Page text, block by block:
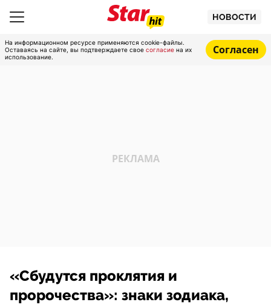
НОВОСТИ
На информационном ресурсе применяются cookie-файлы.
Оставаясь на сайте, вы подтверждаете свое согласие на их
использование.
Согласен
«Сбудутся проклятия и
пророчества»: знаки зодиака,